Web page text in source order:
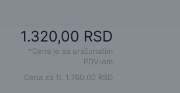
1.320,00 RSD
*Cena je sa uračunatim
PDV-om
Cena za 1L 1.760,00 RSD